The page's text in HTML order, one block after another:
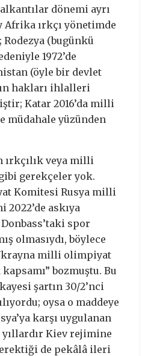
dönemi ayrı
Afrika ırkçı yönetimde
(bugünkü
1972’de
(öyle bir devlet
hakları ihlalleri
Katar 2016’da milli
yüzünden
ırkçılık veya milli
gerekçeler yok.
Komitesi Rusya milli
askıya
spor
olmasıydı, böylece
milli olimpiyat
bozmuştu. Bu
şartın 30/2’nci
oysa o maddeye
karşı uygulanan
Kiev rejimine
de pekâlâ ileri